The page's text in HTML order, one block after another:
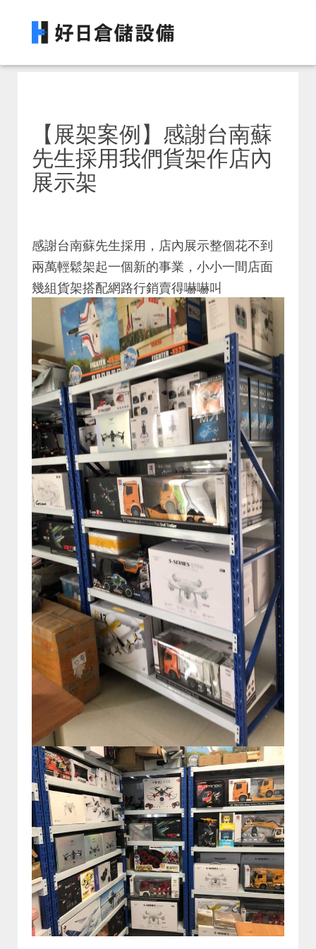
【展架案例】感謝台南蘇
先生採用我們貨架作店內
展示架
感謝台南蘇先生採用，店內展示整個花不到
兩萬輕鬆架起一個新的事業，小小一間店面
幾組貨架搭配網路行銷賣得嚇嚇叫